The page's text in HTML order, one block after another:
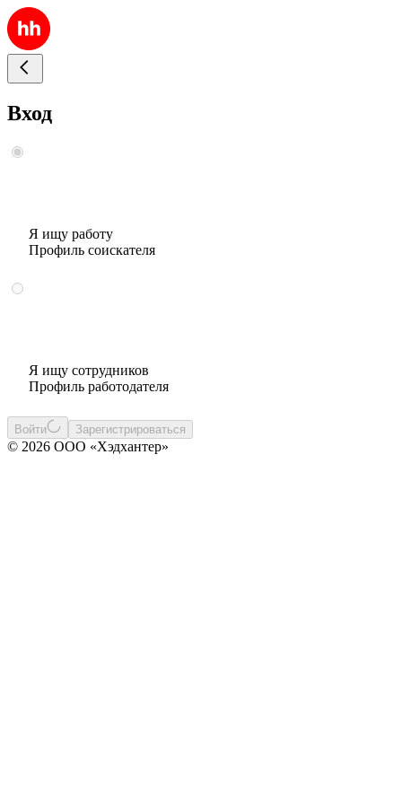
Вход
Я ищу работу
Профиль соискателя
Я ищу сотрудников
Профиль работодателя
Войти Зарегистрироваться
© 2026 ООО «Хэдхантер»